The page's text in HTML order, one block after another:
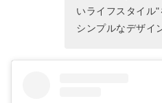
いライフスタイル"
シンプルなデザイ